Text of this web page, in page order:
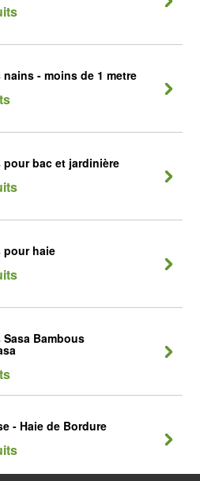
nains - moins de 1 metre
pour bac et jardinière
pour haie
Sasa Bambous
- Haie de Bordure